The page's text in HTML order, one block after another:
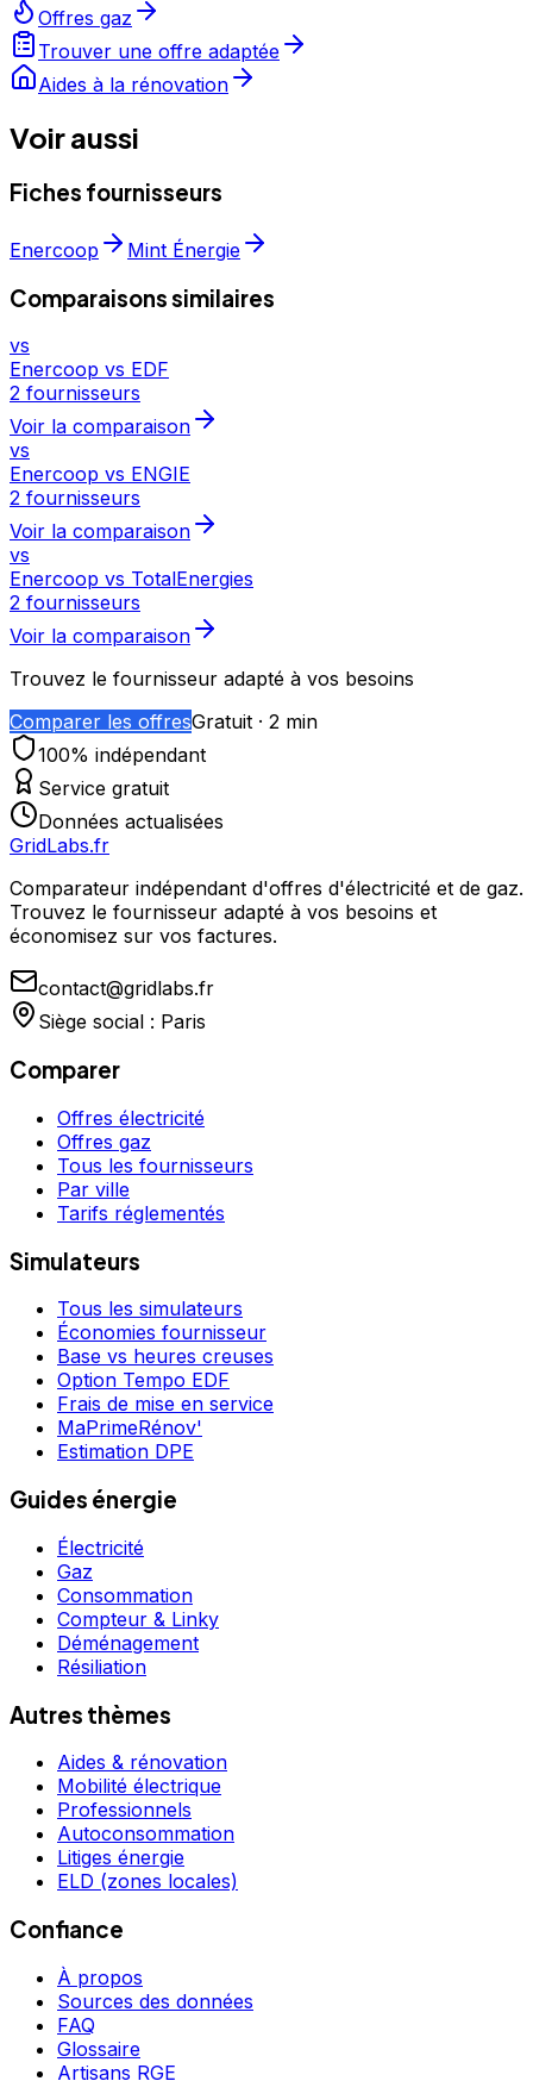
Offres gaz
Trouver une offre adaptée
Aides à la rénovation
Voir aussi
Fiches fournisseurs
Enercoop Mint Énergie
Comparaisons similaires
vs
Enercoop vs EDF
2 fournisseurs
Voir la comparaison
vs
Enercoop vs ENGIE
2 fournisseurs
Voir la comparaison
vs
Enercoop vs TotalEnergies
2 fournisseurs
Voir la comparaison
Trouvez le fournisseur adapté à vos besoins
Comparer les offresGratuit · 2 min
100% indépendant
Service gratuit
Données actualisées
GridLabs.fr
Comparateur indépendant d'offres d'électricité et de gaz.
Trouvez le fournisseur adapté à vos besoins et
économisez sur vos factures.
contact@gridlabs.fr
Siège social : Paris
Comparer
Offres électricité
Offres gaz
Tous les fournisseurs
Par ville
Tarifs réglementés
Simulateurs
Tous les simulateurs
Économies fournisseur
Base vs heures creuses
Option Tempo EDF
Frais de mise en service
MaPrimeRénov'
Estimation DPE
Guides énergie
Électricité
Gaz
Consommation
Compteur & Linky
Déménagement
Résiliation
Autres thèmes
Aides & rénovation
Mobilité électrique
Professionnels
Autoconsommation
Litiges énergie
ELD (zones locales)
Confiance
À propos
Sources des données
FAQ
Glossaire
Artisans RGE